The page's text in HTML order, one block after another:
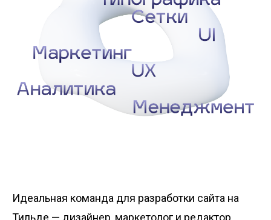
Идеальная команда для разработки сайта на
Тильде — дизайнер, маркетолог и редактор.